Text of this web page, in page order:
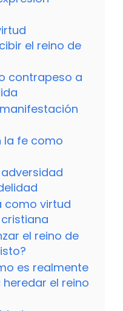
el reino de
contrapeso a
la fe como
como virtud
el reino de
es realmente
el reino